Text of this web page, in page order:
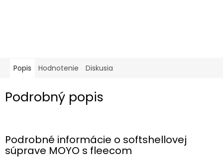
Popis Hodnotenie Diskusia
Podrobný popis
Podrobné informácie o softshellovej
súprave MOYO s fleecom